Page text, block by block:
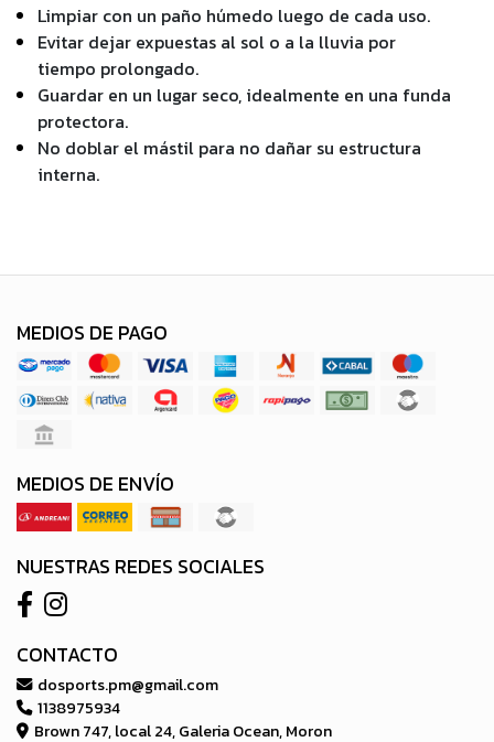
Limpiar con un paño húmedo luego de cada uso.
Evitar dejar expuestas al sol o a la lluvia por
tiempo prolongado.
Guardar en un lugar seco, idealmente en una funda
protectora.
No doblar el mástil para no dañar su estructura
interna.
MEDIOS DE PAGO
MEDIOS DE ENVÍO
NUESTRAS REDES SOCIALES
CONTACTO
dosports.pm@gmail.com
1138975934
Brown 747, local 24, Galeria Ocean, Moron